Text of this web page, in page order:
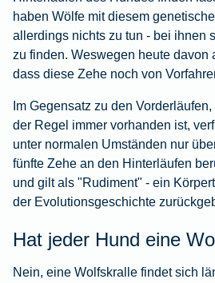
haben Wölfe mit diesem
allerdings nichts zu tun - bei ihnen
zu finden. Weswegen heute davon
dass diese Zehe noch von
Im Gegensatz zu den
der Regel immer vorhanden ist,
unter normalen Umständen nur
fünfte Zehe an den Hinterläufen
und gilt als "Rudiment" - ein
der Evolutionsgeschichte
Hat jeder Hund eine
Nein, eine Wolfskralle findet sich